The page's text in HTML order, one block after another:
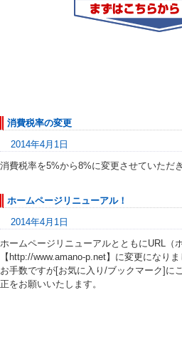
消費税率の変更
2014年4月1日
消費税率を5%から8%に変更させていただき
ホームページリニューアル！
2014年4月1日
ホームページリニューアルとともにURL（
【http://www.amano-p.net】に変更になりま
お手数ですが[お気に入り/ブックマーク]に
正をお願いいたします。